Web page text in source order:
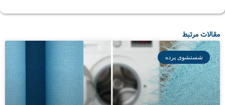
مقالات مرتبط
شستشوی پرده